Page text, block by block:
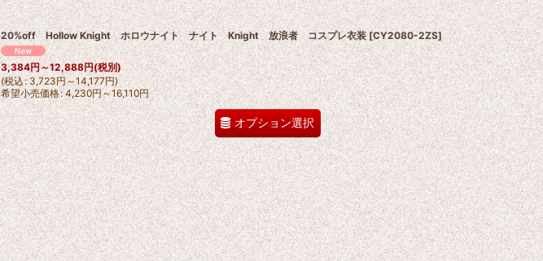
20%off Hollow Knight ホロウナイト ナイト Knight 放浪者 コスプレ衣装 [CY2080-2ZS]
3,384円～12,888円(税別)
(税込: 3,723円～14,177円)
希望小売価格: 4,230円～16,110円
オプション選択